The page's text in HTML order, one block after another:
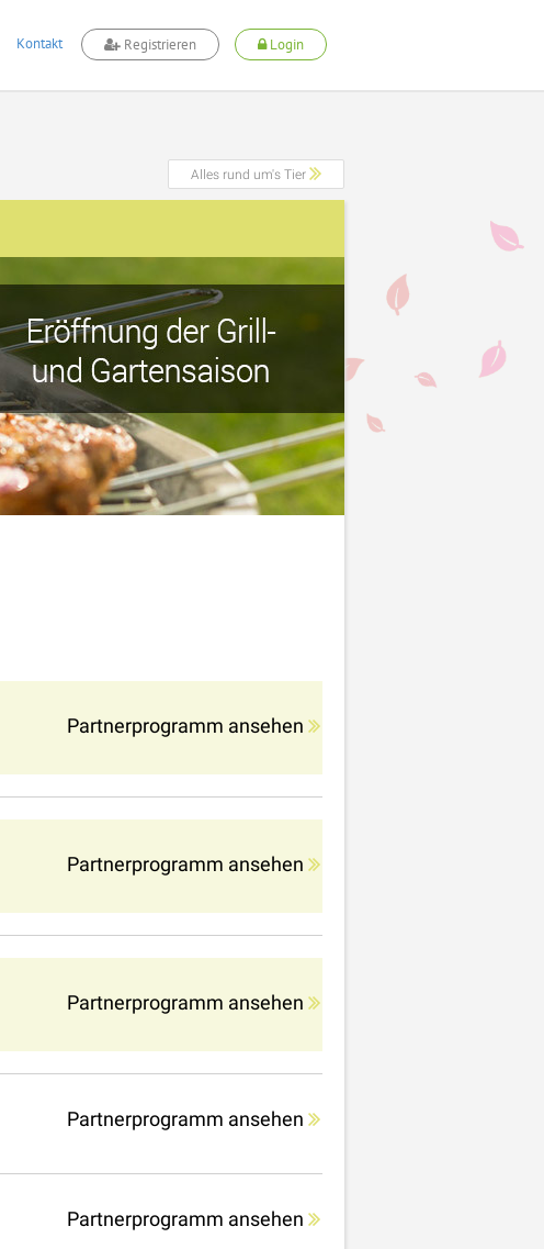
Kontakt Registrieren Login
Alles rund um's Tier
Partnerprogramm ansehen
Partnerprogramm ansehen
Partnerprogramm ansehen
Partnerprogramm ansehen
Partnerprogramm ansehen